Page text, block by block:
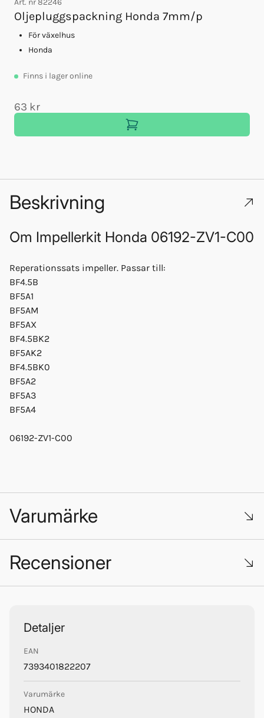
Art. nr82246
Oljepluggspackning Honda 7mm/p
För växelhus
Honda
Finns i lager online
63 kr
Beskrivning
Om Impellerkit Honda 06192-ZV1-C00
Reperationssats impeller. Passar till:
BF4.5B
BF5A1
BF5AM
BF5AX
BF4.5BK2
BF5AK2
BF4.5BK0
BF5A2
BF5A3
BF5A4
06192-ZV1-C00
Varumärke
Honda
Recensioner
Detaljer
EAN
7393401822207
Varumärke
HONDA